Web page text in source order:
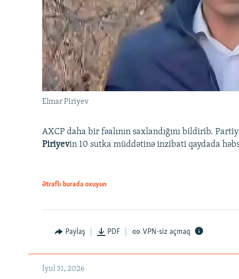
Elmar Piriyev
AXCP daha bir fəalının saxlandığını bildirib.
Piriyevin 10 sutka müddətinə inzibati qaydada
Ətraflı burada oxuyun
Paylaş PDF VPN-siz açmaq
İyul 31, 2026